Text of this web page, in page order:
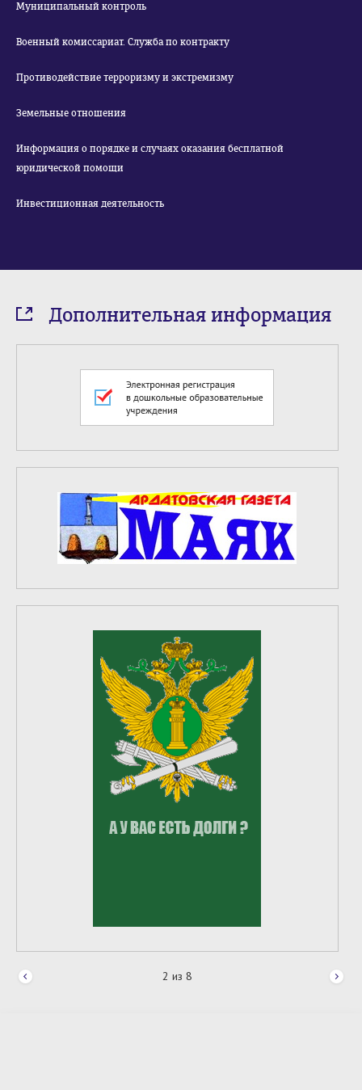
Муниципальный контроль
Военный комиссариат. Служба по контракту
Противодействие терроризму и экстремизму
Земельные отношения
Информация о порядке и случаях оказания бесплатной
юридической помощи
Инвестиционная деятельность
Дополнительная информация
2 из 8